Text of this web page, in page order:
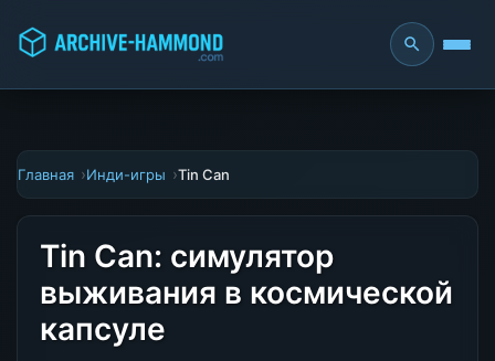
Главная Инди-игры Tin Can
Tin Can: симулятор
выживания в космической
капсуле